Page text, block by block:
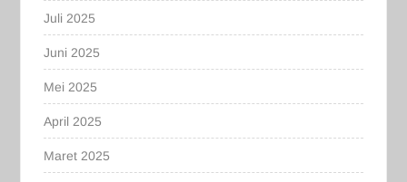
Juli 2025
Juni 2025
Mei 2025
April 2025
Maret 2025